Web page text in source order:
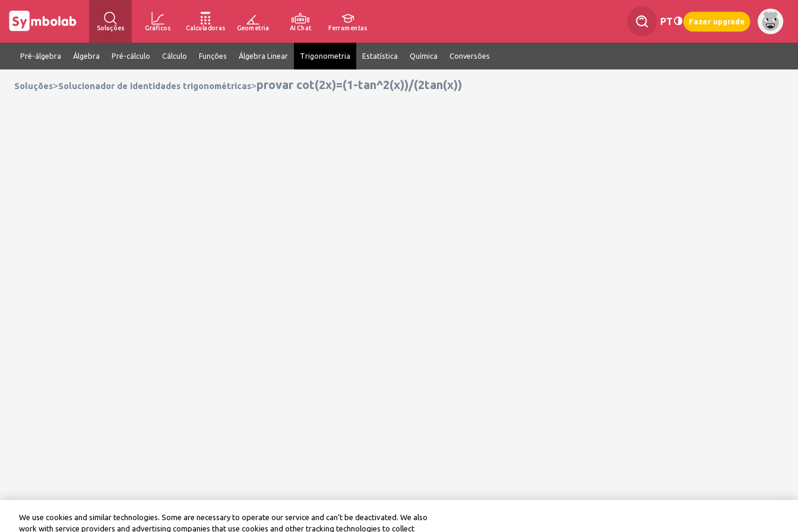
Soluções Gráficos Calculadoras Geometria AI Chat Ferramentas
PT Fazer upgrade
Pré-álgebra Álgebra Pré-cálculo Cálculo Funções Álgebra Linear Trigonometria Estatística Química Conversões
Soluções>Solucionador de identidades trigonométricas>provar cot(2x)=(1-tan^2(x))/(2tan(x))
We use cookies and similar technologies. Some are necessary to operate our service and can’t be deactivated. We also
work with service providers and advertising companies that use cookies and other tracking technologies to collect